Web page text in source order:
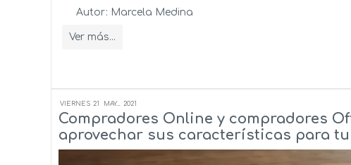
Autor: Marcela Medina
Ver más...
VIERNES 21 MAY... 2021
Compradores Online y compradores
aprovechar sus características para